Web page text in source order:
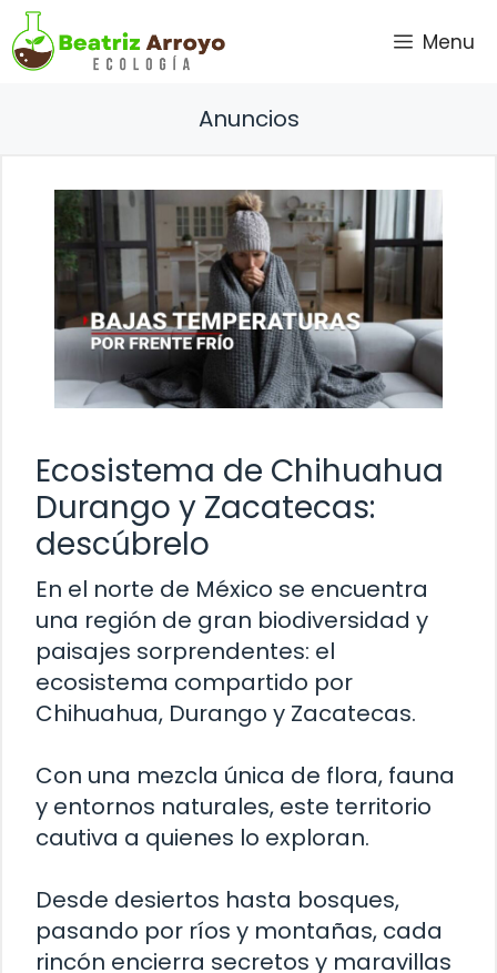
Saltar
al
contenido
Menu
Anuncios
Ecosistema de Chihuahua
Durango y Zacatecas:
descúbrelo
En el norte de México se encuentra
una región de gran biodiversidad y
paisajes sorprendentes: el
ecosistema compartido por
Chihuahua, Durango y Zacatecas.
Con una mezcla única de flora, fauna
y entornos naturales, este territorio
cautiva a quienes lo exploran.
Desde desiertos hasta bosques,
pasando por ríos y montañas, cada
rincón encierra secretos y maravillas